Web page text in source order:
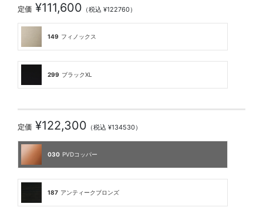
定価 ¥111,600 （税込 ¥122760）
149 フィノックス
299 ブラックXL
定価 ¥122,300 （税込 ¥134530）
030 PVDコッパー
187 アンティークブロンズ